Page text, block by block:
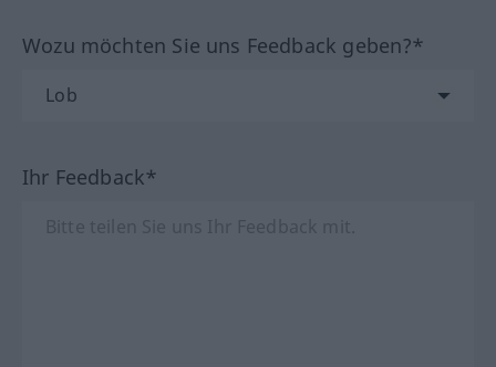
Wozu möchten Sie uns Feedback geben?*
Ihr Feedback*